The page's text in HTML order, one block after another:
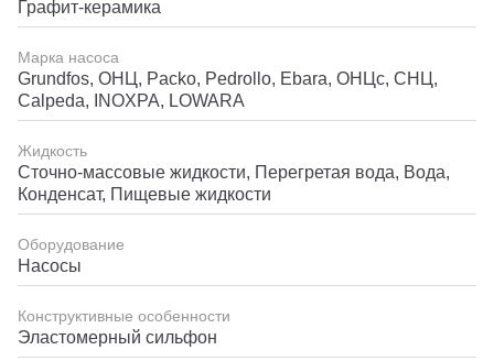
Графит-керамика
Марка насоса
Grundfos, ОНЦ, Packo, Pedrollo, Ebara, ОНЦс, СНЦ,
Calpeda, INOXPA, LOWARA
Жидкость
Сточно-массовые жидкости, Перегретая вода, Вода,
Конденсат, Пищевые жидкости
Оборудование
Насосы
Конструктивные особенности
Эластомерный сильфон